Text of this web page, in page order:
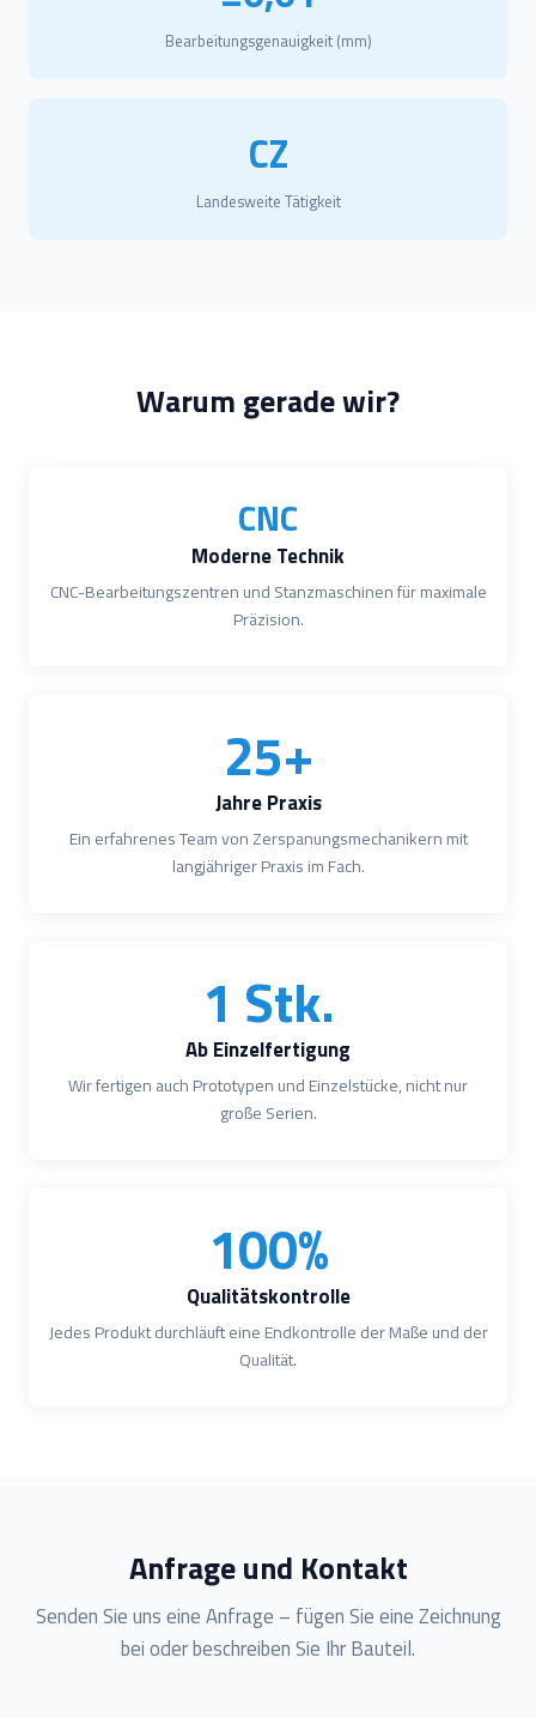
Bearbeitungsgenauigkeit (mm)
CZ
Landesweite Tätigkeit
Warum gerade wir?
CNC
Moderne Technik
CNC-Bearbeitungszentren und Stanzmaschinen für maximale
Präzision.
25+
Jahre Praxis
Ein erfahrenes Team von Zerspanungsmechanikern mit
langjähriger Praxis im Fach.
1 Stk.
Ab Einzelfertigung
Wir fertigen auch Prototypen und Einzelstücke, nicht nur
große Serien.
100%
Qualitätskontrolle
Jedes Produkt durchläuft eine Endkontrolle der Maße und der
Qualität.
Anfrage und Kontakt
Senden Sie uns eine Anfrage – fügen Sie eine Zeichnung
bei oder beschreiben Sie Ihr Bauteil.